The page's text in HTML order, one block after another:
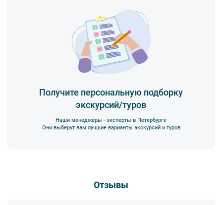
Получите персональную подборку
экскурсий/туров
Наши менеджеры - эксперты в Петербурге
Они выберут вам лучшие варианты экскурсий и туров
Отзывы